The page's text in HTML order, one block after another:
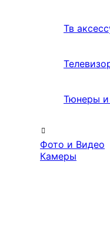
Тв
Тюнеры и
Фото и Видео
Камеры